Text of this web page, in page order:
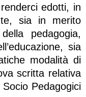
edotti, in
sia in merito
pedagogia,
sia
modalità di
scritta relativa
Pedagogici